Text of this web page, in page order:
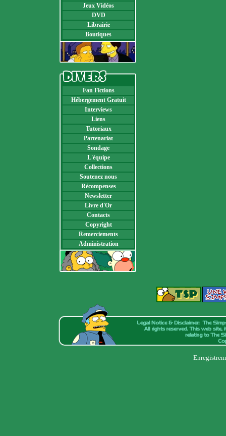
Jeux Vidéos
DVD
Librairie
Boutiques
Fan Fictions
Hébergement Gratuit
Interviews
Liens
Tutoriaux
Partenariat
Sondage
L'équipe
Collections
Soutenez nous
Récompenses
Newsletter
Livre d'Or
Contacts
Copyright
Remerciements
Administration